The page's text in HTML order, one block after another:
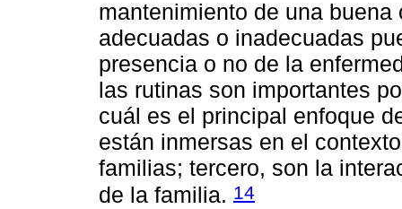
mantenimiento de una
adecuadas o inadecuadas
presencia o no de la
las rutinas son importantes
cuál es el principal enfoque
están inmersas en el
familias; tercero, son la
de la familia. 14